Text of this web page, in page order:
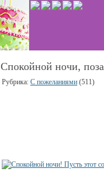
Спокойной ночи,
Рубрика: С пожеланиями (511)